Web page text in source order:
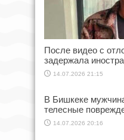
После видео с
задержала
14.07.2026 21:15
В Бишкеке
телесные
14.07.2026 20:16